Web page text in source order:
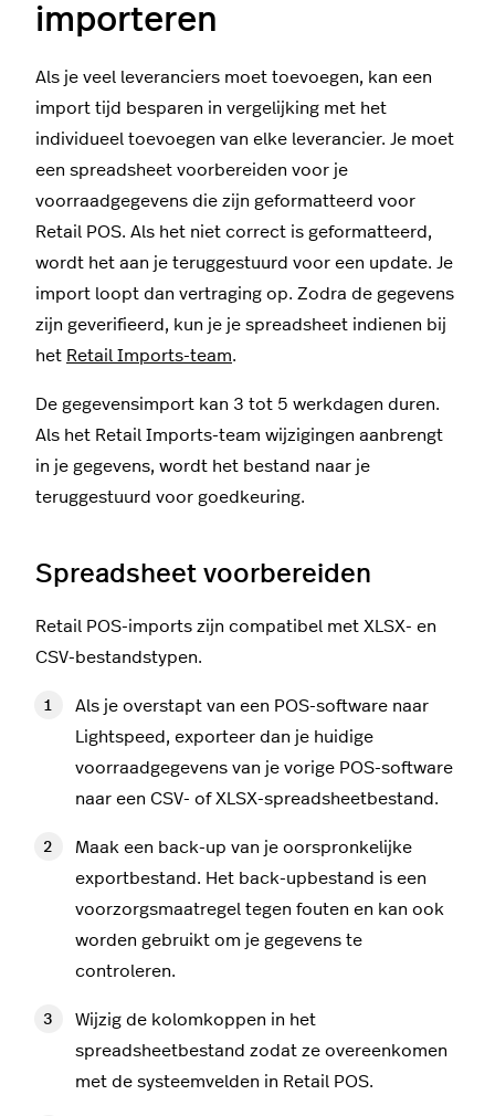
importeren
Als je veel leveranciers moet toevoegen, kan een
import tijd besparen in vergelijking met het
individueel toevoegen van elke leverancier. Je moet
een spreadsheet voorbereiden voor je
voorraadgegevens die zijn geformatteerd voor
Retail POS. Als het niet correct is geformatteerd,
wordt het aan je teruggestuurd voor een update. Je
import loopt dan vertraging op. Zodra de gegevens
zijn geverifieerd, kun je je spreadsheet indienen bij
het Retail Imports-team.
De gegevensimport kan 3 tot 5 werkdagen duren.
Als het Retail Imports-team wijzigingen aanbrengt
in je gegevens, wordt het bestand naar je
teruggestuurd voor goedkeuring.
Spreadsheet voorbereiden
Retail POS-imports zijn compatibel met XLSX- en
CSV-bestandstypen.
Als je overstapt van een POS-software naar
Lightspeed, exporteer dan je huidige
voorraadgegevens van je vorige POS-software
naar een CSV- of XLSX-spreadsheetbestand.
Maak een back-up van je oorspronkelijke
exportbestand. Het back-upbestand is een
voorzorgsmaatregel tegen fouten en kan ook
worden gebruikt om je gegevens te
controleren.
Wijzig de kolomkoppen in het
spreadsheetbestand zodat ze overeenkomen
met de systeemvelden in Retail POS.